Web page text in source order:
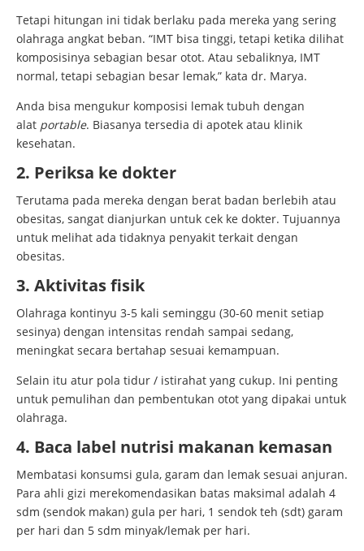
Tetapi hitungan ini tidak berlaku pada mereka yang sering
olahraga angkat beban. “IMT bisa tinggi, tetapi ketika dilihat
komposisinya sebagian besar otot. Atau sebaliknya, IMT
normal, tetapi sebagian besar lemak,” kata dr. Marya.
Anda bisa mengukur komposisi lemak tubuh dengan
alat portable. Biasanya tersedia di apotek atau klinik
kesehatan.
2. Periksa ke dokter
Terutama pada mereka dengan berat badan berlebih atau
obesitas, sangat dianjurkan untuk cek ke dokter. Tujuannya
untuk melihat ada tidaknya penyakit terkait dengan
obesitas.
3. Aktivitas fisik
Olahraga kontinyu 3-5 kali seminggu (30-60 menit setiap
sesinya) dengan intensitas rendah sampai sedang,
meningkat secara bertahap sesuai kemampuan.
Selain itu atur pola tidur / istirahat yang cukup. Ini penting
untuk pemulihan dan pembentukan otot yang dipakai untuk
olahraga.
4. Baca label nutrisi makanan kemasan
Membatasi konsumsi gula, garam dan lemak sesuai anjuran.
Para ahli gizi merekomendasikan batas maksimal adalah 4
sdm (sendok makan) gula per hari, 1 sendok teh (sdt) garam
per hari dan 5 sdm minyak/lemak per hari.